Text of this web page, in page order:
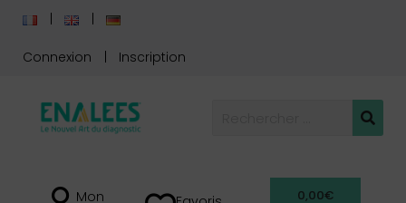
Connexion Inscription
Mon
0,00€